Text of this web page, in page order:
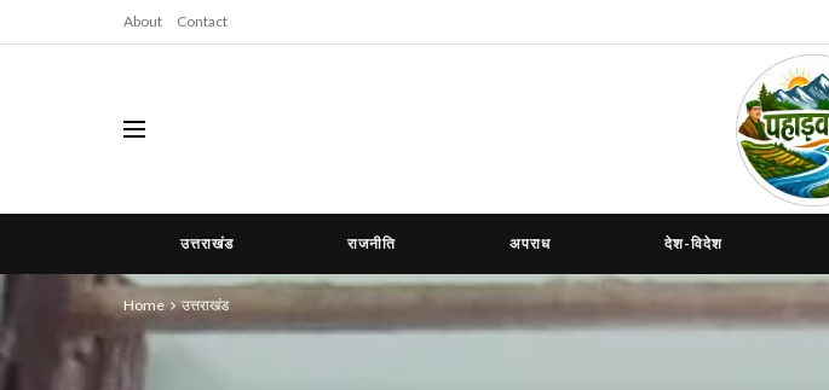
About Contact
उत्तराखंड राजनीति अपराध देश-विदेश
Home उत्तराखंड